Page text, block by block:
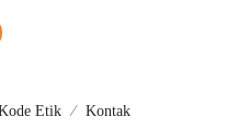
Etik Kontak